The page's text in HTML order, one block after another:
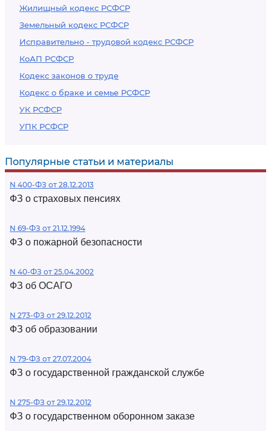
Жилищный кодекс РСФСР
Земельный кодекс РСФСР
Исправительно - трудовой кодекс РСФСР
КоАП РСФСР
Кодекс законов о труде
Кодекс о браке и семье РСФСР
УК РСФСР
УПК РСФСР
Популярные статьи и материалы
N 400-ФЗ от 28.12.2013
ФЗ о страховых пенсиях
N 69-ФЗ от 21.12.1994
ФЗ о пожарной безопасности
N 40-ФЗ от 25.04.2002
ФЗ об ОСАГО
N 273-ФЗ от 29.12.2012
ФЗ об образовании
N 79-ФЗ от 27.07.2004
ФЗ о государственной гражданской службе
N 275-ФЗ от 29.12.2012
ФЗ о государственном оборонном заказе